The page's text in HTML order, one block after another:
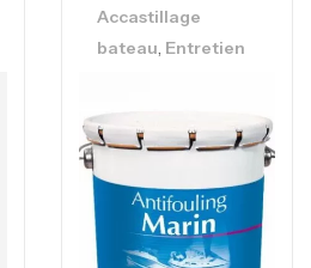
Accastillage
bateau Entretien